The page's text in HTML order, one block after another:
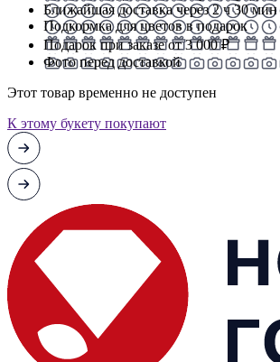
Ближайшая доставка через 2 ч 30 мин
Подкормка для цветов в подарок
Подарок при заказе от 3 000 ₽
Фото перед доставкой
Этот товар временно не доступен
К этому букету покупают